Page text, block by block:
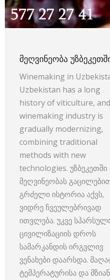
ᲛᲔᲦᲕᲘᲜᲔᲝᲑᲐ
Winemaking in
Uzbekistan has a long
history of viticulture,
winemaking industry is
gradually modernizing,
combining traditional
methods with new
technologies. უზბეკეთში
მეღვინეობას
გრძელი ისტორია აქვს,
ვიდრე ჩვეულებრივად
ითვლება. უკვე
ცივილიზაციის დროს
სამარკანდის ირგვლივ
ვენახები დაარსდა.
ტემპერატურისა და